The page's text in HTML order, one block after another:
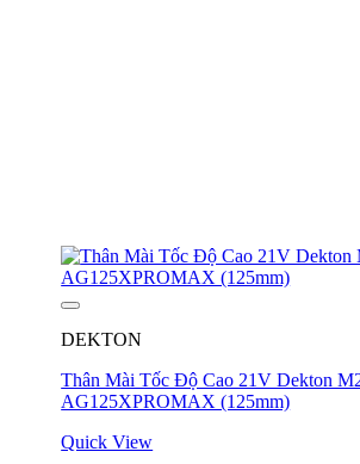
DEKTON
Thân Mài Tốc Độ Cao 21V Dekton
AG125XPROMAX (125mm)
Quick View